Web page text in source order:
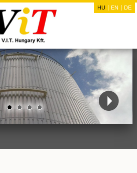
HU EN DE